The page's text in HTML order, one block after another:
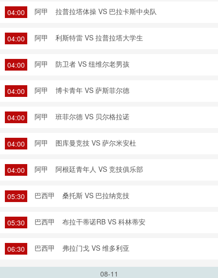
04:00 阿甲 拉普拉塔体操 VS 巴拉卡斯中央队
04:00 阿甲 利斯特雷 VS 拉普拉塔大学生
04:00 阿甲 防卫者 VS 纽维尔老男孩
04:00 阿甲 博卡青年 VS 萨斯菲尔德
04:00 阿甲 班菲尔德 VS 贝尔格拉诺
04:00 阿甲 图库曼竞技 VS 萨尔米安杜
04:00 阿甲 阿根廷青年人 VS 竞技俱乐部
05:30 巴西甲 桑托斯 VS 巴拉纳竞技
05:30 巴西甲 布拉干蒂诺RB VS 科林蒂安
06:30 巴西甲 弗拉门戈 VS 维多利亚
08-11